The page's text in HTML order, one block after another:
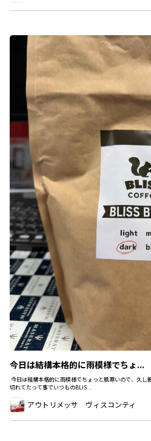
今日は結構本格的に雨模様でちょ...
今日は結構本格的に雨模様でちょっと肌寒いので、久
切れてたって事でいつものBLIS...
アウトリメッサ ヴィスコンティ